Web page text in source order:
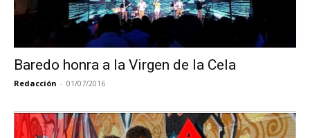
Baredo honra a la Virgen de la Cela
Redacción - 01/07/2016